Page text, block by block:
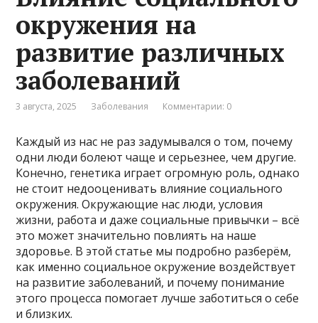
окружения на
развитие различных
заболеваний
3 августа, 2025 Заболевания Комментарии: 0
Каждый из нас не раз задумывался о том, почему
одни люди болеют чаще и серьезнее, чем другие.
Конечно, генетика играет огромную роль, однако
не стоит недооценивать влияние социального
окружения. Окружающие нас люди, условия
жизни, работа и даже социальные привычки – всё
это может значительно повлиять на наше
здоровье. В этой статье мы подробно разберём,
как именно социальное окружение воздействует
на развитие заболеваний, и почему понимание
этого процесса помогает лучше заботиться о себе
и близких.